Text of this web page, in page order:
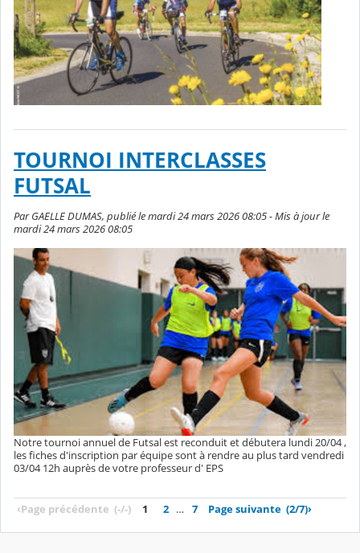
TOURNOI INTERCLASSES
FUTSAL
Par GAELLE DUMAS, publié le mardi 24 mars 2026 08:05 - Mis à jour le
mardi 24 mars 2026 08:05
Notre tournoi annuel de Futsal est reconduit et débutera lundi 20/04 ,
les fiches d'inscription par équipe sont à rendre au plus tard vendredi
03/04 12h auprès de votre professeur d' EPS
‹Page précédente (-/-) 1 2 … 7 Page suivante (2/7)›